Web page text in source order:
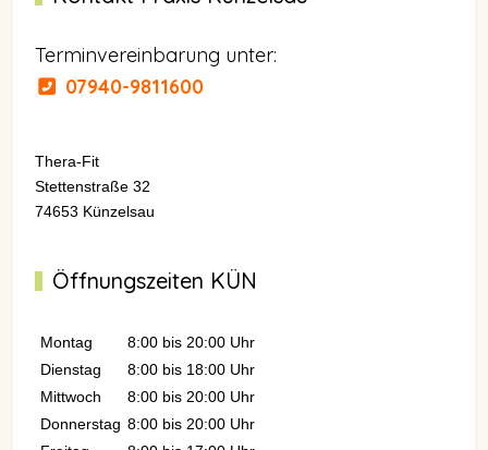
Terminvereinbarung unter:
07940-9811600
Thera-Fit
Stettenstraße 32
74653 Künzelsau
Öffnungszeiten KÜN
Montag
8:00 bis 20:00 Uhr
Dienstag
8:00 bis 18:00 Uhr
Mittwoch
8:00 bis 20:00 Uhr
Donnerstag 8:00 bis 20:00 Uhr